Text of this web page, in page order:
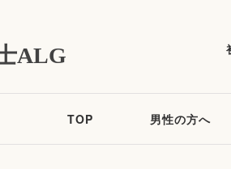
ALG
TOP 男性の方へ